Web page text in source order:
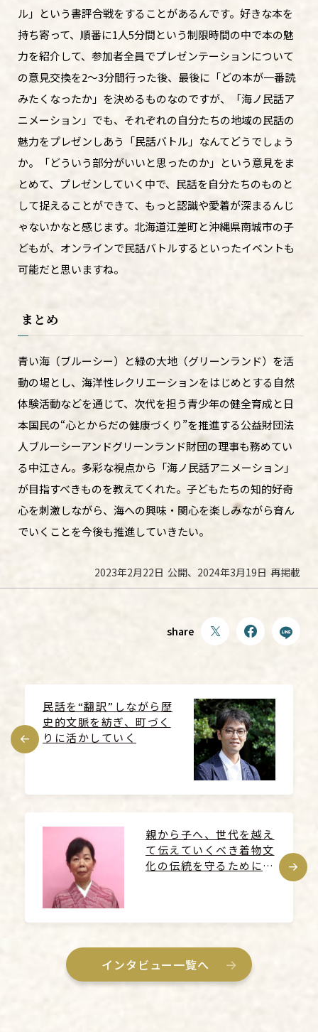
ル」という書評合戦をすることがあるんです。好きな本を
持ち寄って、順番に1人5分間という制限時間の中で本の魅
力を紹介して、参加者全員でプレゼンテーションについて
の意見交換を2～3分間行った後、最後に「どの本が一番読
みたくなったか」を決めるものなのですが、「海ノ民話ア
ニメーション」でも、それぞれの自分たちの地域の民話の
魅力をプレゼンしあう「民話バトル」なんてどうでしょう
か。「どういう部分がいいと思ったのか」という意見をま
とめて、プレゼンしていく中で、民話を自分たちのものと
して捉えることができて、もっと認識や愛着が深まるんじ
ゃないかなと感じます。北海道江差町と沖縄県南城市の子
どもが、オンラインで民話バトルするといったイベントも
可能だと思いますね。
まとめ
青い海（ブルーシー）と緑の大地（グリーンランド）を活
動の場とし、海洋性レクリエーションをはじめとする自然
体験活動などを通じて、次代を担う青少年の健全育成と日
本国民の“心とからだの健康づくり”を推進する公益財団法
人ブルーシーアンドグリーンランド財団の理事も務めてい
る中江さん。多彩な視点から「海ノ民話アニメーション」
が目指すべきものを教えてくれた。子どもたちの知的好奇
心を刺激しながら、海への興味・関心を楽しみながら育ん
でいくことを今後も推進していきたい。
2023年2月22日 公開、 2024年3月19日 再掲載
share
民話を“翻訳”しながら歴
史的文脈を紡ぎ、 町づく
りに活かしていく
親から子へ、世代を越え
て伝えていくべき着物文
化の伝統を守るためにで
インタビュー一覧へ